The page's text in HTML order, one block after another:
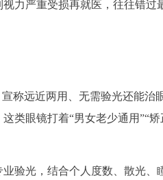
力严重受损再就医，往往错过
宣称远近两用、无需验光还能
类眼镜打着“男女老少通用”“
验光，结合个人度数、散光